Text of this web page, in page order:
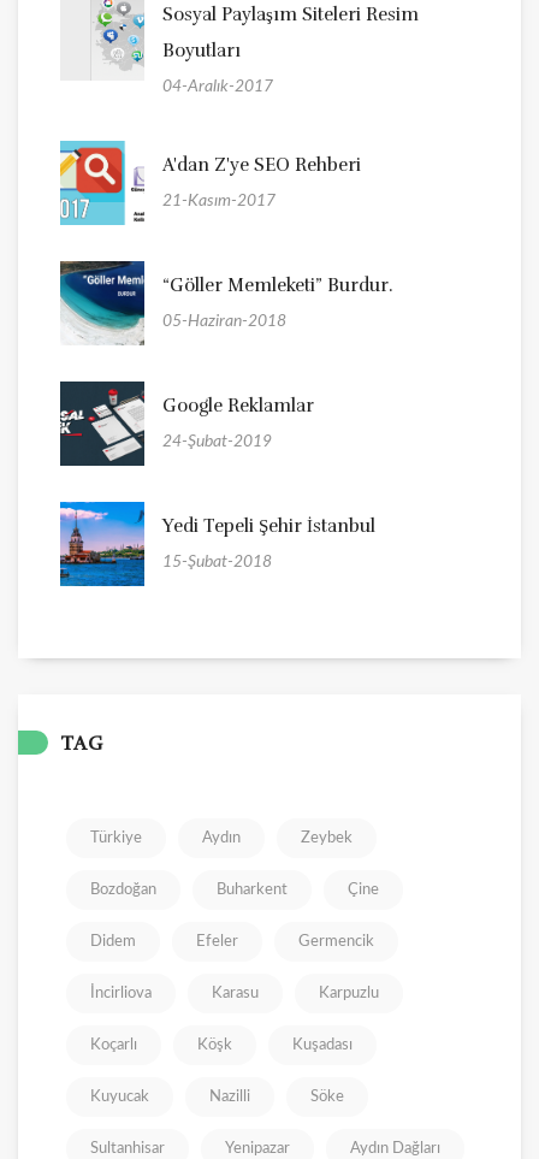
Sosyal Paylaşım Siteleri Resim
Boyutları
04-Aralık-2017
A'dan Z'ye SEO Rehberi
21-Kasım-2017
“Göller Memleketi” Burdur.
05-Haziran-2018
Google Reklamlar
24-Şubat-2019
Yedi Tepeli Şehir İstanbul
15-Şubat-2018
TAG
Türkiye Aydın Zeybek
Bozdoğan Buharkent Çine
Didem Efeler Germencik
İncirliova Karasu Karpuzlu
Koçarlı Köşk Kuşadası
Kuyucak Nazilli Söke
Sultanhisar Yenipazar Aydın Dağları